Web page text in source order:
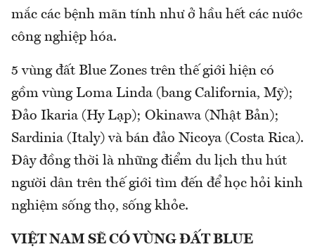
mắc các bệnh mãn tính như ở hầu hết các nước
công nghiệp hóa.
5 vùng đất Blue Zones trên thế giới hiện có
gồm vùng Loma Linda (bang California, Mỹ);
Đảo Ikaria (Hy Lạp); Okinawa (Nhật Bản);
Sardinia (Italy) và bán đảo Nicoya (Costa Rica).
Đây đồng thời là những điểm du lịch thu hút
người dân trên thế giới tìm đến để học hỏi kinh
nghiệm sống thọ, sống khỏe.
VIỆT NAM SẼ CÓ VÙNG ĐẤT BLUE